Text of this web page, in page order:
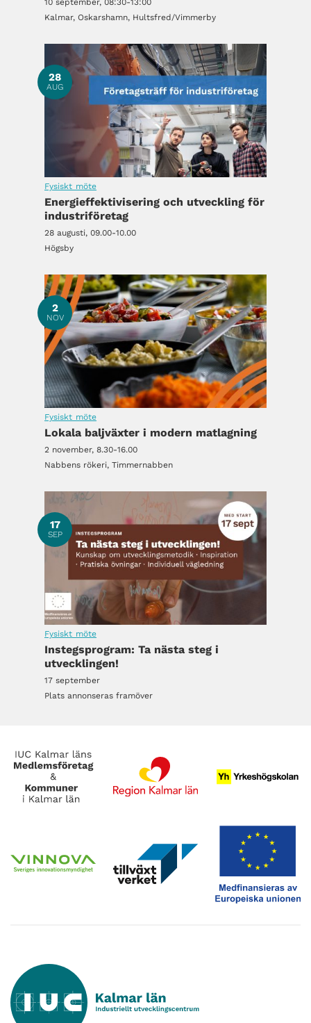
10 september, 08:30-13:00
Kalmar, Oskarshamn, Hultsfred/Vimmerby
28
AUG
Fysiskt möte
Energieffektivisering och utveckling för
industriföretag
28 augusti, 09.00-10.00
Högsby
2
NOV
Fysiskt möte
Lokala baljväxter i modern matlagning
2 november, 8.30-16.00
Nabbens rökeri, Timmernabben
17
SEP
Fysiskt möte
Instegsprogram: Ta nästa steg i
utvecklingen!
17 september
Plats annonseras framöver